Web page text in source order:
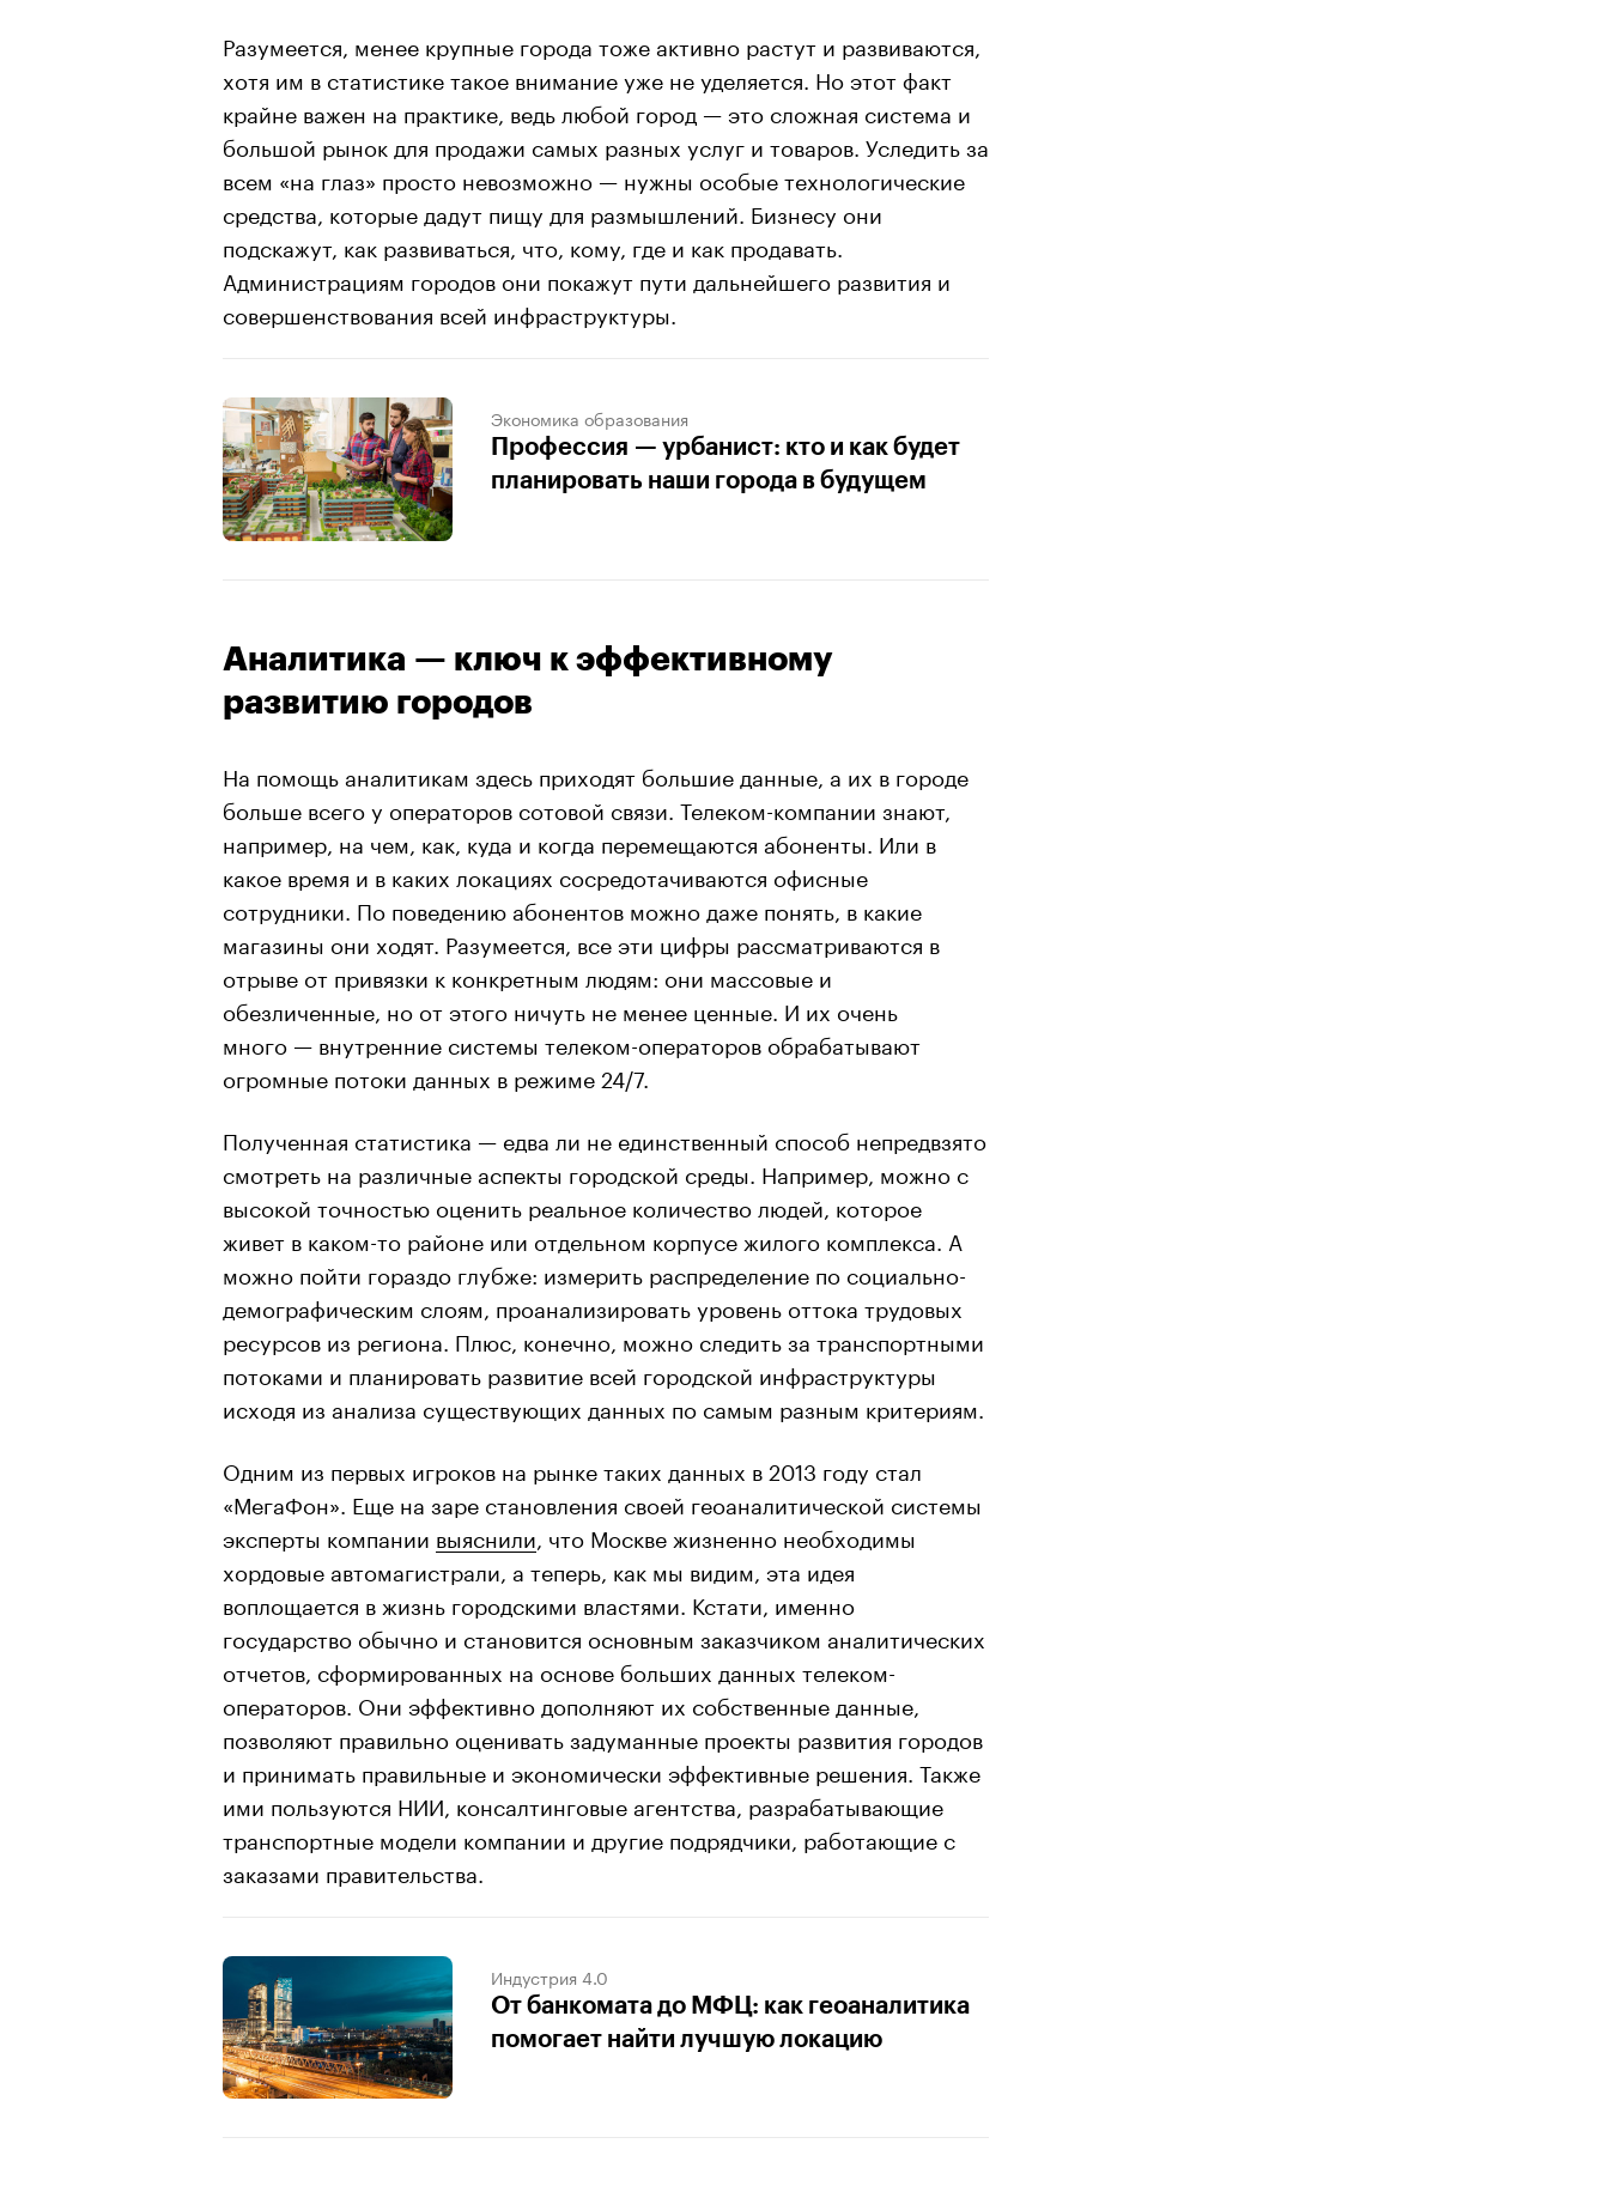
Разумеется, менее крупные города тоже активно растут и развиваются,
хотя им в статистике такое внимание уже не уделяется. Но этот факт
крайне важен на практике, ведь любой город — это сложная система и
большой рынок для продажи самых разных услуг и товаров. Уследить за
всем «на глаз» просто невозможно — нужны особые технологические
средства, которые дадут пищу для размышлений. Бизнесу они
подскажут, как развиваться, что, кому, где и как продавать.
Администрациям городов они покажут пути дальнейшего развития и
совершенствования всей инфраструктуры.
Экономика образования
Профессия — урбанист: кто и как будет
планировать наши города в будущем
Аналитика — ключ к эффективному
развитию городов
На помощь аналитикам здесь приходят большие данные, а их в городе
больше всего у операторов сотовой связи. Телеком-компании знают,
например, на чем, как, куда и когда перемещаются абоненты. Или в
какое время и в каких локациях сосредотачиваются офисные
сотрудники. По поведению абонентов можно даже понять, в какие
магазины они ходят. Разумеется, все эти цифры рассматриваются в
отрыве от привязки к конкретным людям: они массовые и
обезличенные, но от этого ничуть не менее ценные. И их очень
много — внутренние системы телеком-операторов обрабатывают
огромные потоки данных в режиме 24/7.
Полученная статистика — едва ли не единственный способ непредвзято
смотреть на различные аспекты городской среды. Например, можно с
высокой точностью оценить реальное количество людей, которое
живет в каком-то районе или отдельном корпусе жилого комплекса. А
можно пойти гораздо глубже: измерить распределение по социально-
демографическим слоям, проанализировать уровень оттока трудовых
ресурсов из региона. Плюс, конечно, можно следить за транспортными
потоками и планировать развитие всей городской инфраструктуры
исходя из анализа существующих данных по самым разным критериям.
Одним из первых игроков на рынке таких данных в 2013 году стал
«МегаФон». Еще на заре становления своей геоаналитической системы
эксперты компании выяснили , что Москве жизненно необходимы
хордовые автомагистрали, а теперь, как мы видим, эта идея
воплощается в жизнь городскими властями. Кстати, именно
государство обычно и становится основным заказчиком аналитических
отчетов, сформированных на основе больших данных телеком-
операторов. Они эффективно дополняют их собственные данные,
позволяют правильно оценивать задуманные проекты развития городов
и принимать правильные и экономически эффективные решения. Также
ими пользуются НИИ, консалтинговые агентства, разрабатывающие
транспортные модели компании и другие подрядчики, работающие с
заказами правительства.
Индустрия 4.0
От банкомата до МФЦ: как геоаналитика
помогает найти лучшую локацию